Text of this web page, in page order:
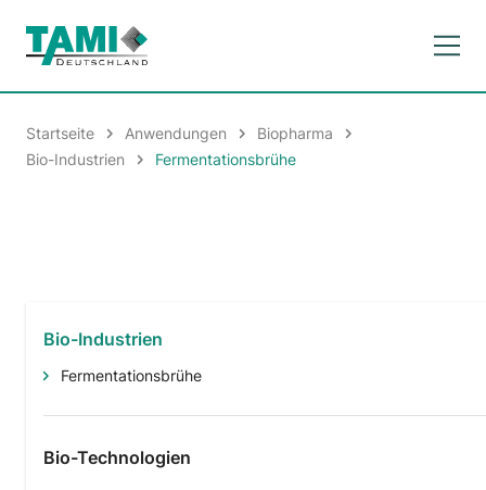
Startseite Anwendungen
Biopharma
Bio-Industrien
Fermentationsbrühe
Bio-Industrien
Fermentationsbrühe
Bio-Technologien